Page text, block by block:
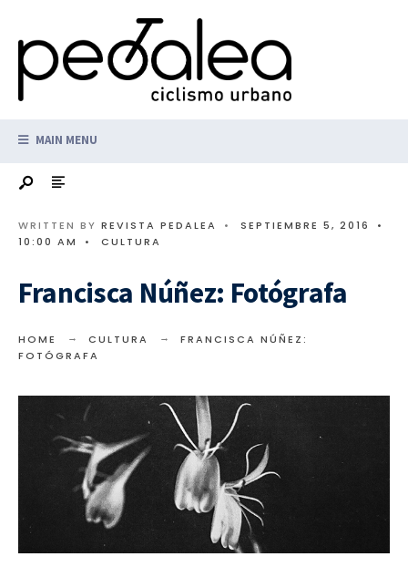
MAIN MENU
WRITTEN BY REVISTA PEDALEA • SEPTIEMBRE 5, 2016
•
10:00 AM
• CULTURA
Francisca Núñez: Fotógrafa
HOME CULTURA
FRANCISCA NÚÑEZ:
FOTÓGRAFA